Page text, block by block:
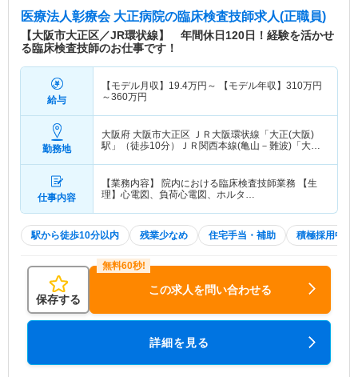
医療法人彰療会 大正病院の臨床検査技師求人(正職員)
【大阪市大正区／JR環状線】 年間休日120日！経験を活かせ
る臨床検査技師のお仕事です！
給与
【モデル月収】 19.4万円～ 【モデル年収】 310万円
～360万円
勤務地
大阪府 大阪市大正区 ＪＲ大阪環状線「大正(大阪)
駅」（徒歩10分）ＪＲ関西本線(亀山－難波)「大正
仕事内容
【業務内容】 院内における臨床検査技師業務 【生
理】心電図、負荷心電図、ホルタ…
駅から徒歩10分以内 残業少なめ 住宅手当・補助 積極採用中
保存する
この求人を問い合わせる
詳細を見る